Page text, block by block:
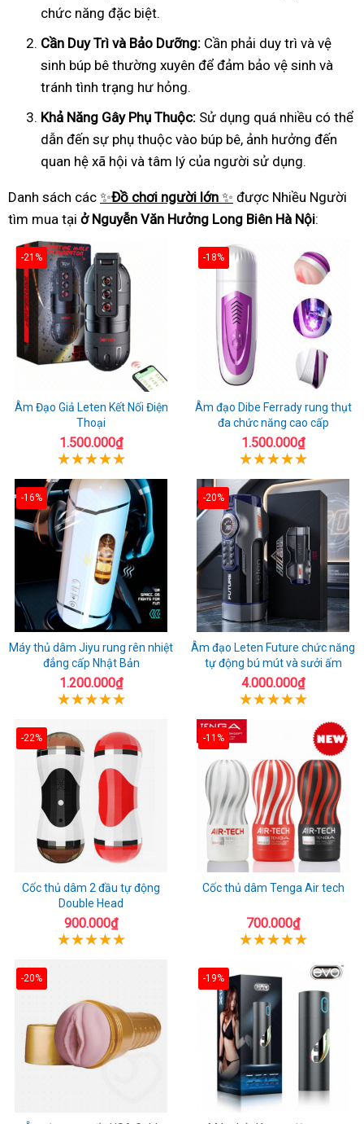
chức năng đặc biệt.
Cần Duy Trì và Bảo Dưỡng: Cần phải duy trì và vệ
sinh búp bê thường xuyên để đảm bảo vệ sinh và
tránh tình trạng hư hỏng.
Khả Năng Gây Phụ Thuộc: Sử dụng quá nhiều có thể
dẫn đến sự phụ thuộc vào búp bê, ảnh hưởng đến
quan hệ xã hội và tâm lý của người sử dụng.
Danh sách các ✨Đồ chơi người lớn ✨ được Nhiều Người
tìm mua tại ở Nguyễn Văn Hưởng Long Biên Hà Nội:
-21%
Âm Đạo Giả Leten Kết Nối Điện
Thoại
1.500.000₫
-18%
Âm đạo Dibe Ferrady rung thụt
đa chức năng cao cấp
1.500.000₫
-16%
Máy thủ dâm Jiyu rung rên nhiệt
đẳng cấp Nhật Bản
1.200.000₫
-20%
Âm đạo Leten Future chức năng
tự động bú mút và sưởi ấm
4.000.000₫
-22%
Cốc thủ dâm 2 đầu tự động
Double Head
900.000₫
-11%
Cốc thủ dâm Tenga Air tech
700.000₫
-20% -19%